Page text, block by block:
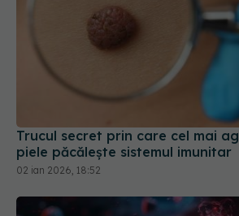
Trucul secret prin care cel mai
piele păcălește sistemul imunitar
02 ian 2026, 18:52